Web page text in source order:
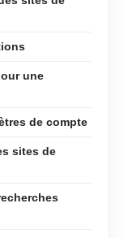
une
de compte
sites de